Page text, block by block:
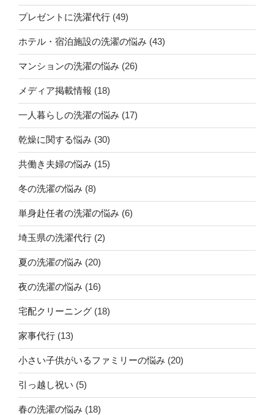
プレゼントに洗濯代行 (49)
ホテル・宿泊施設の洗濯の悩み (43)
マンションの洗濯の悩み (26)
メディア掲載情報 (18)
一人暮らしの洗濯の悩み (17)
乾燥に関する悩み (30)
共働き夫婦の悩み (15)
冬の洗濯の悩み (8)
単身赴任者の洗濯の悩み (6)
埼玉県の洗濯代行 (2)
夏の洗濯の悩み (20)
夜の洗濯の悩み (16)
宅配クリーニング (18)
家事代行 (13)
小さい子供がいるファミリーの悩み (20)
引っ越し祝い (5)
春の洗濯の悩み (18)